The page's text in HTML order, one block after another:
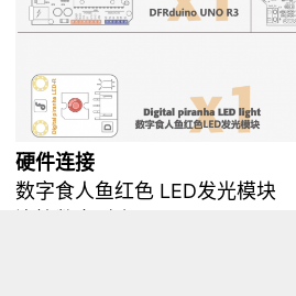
硬件连接
数字食人鱼红色 LED发光模块